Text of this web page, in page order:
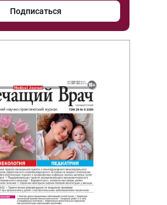
Подписаться